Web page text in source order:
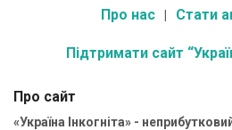
Про нас Стати
Підтримати сайт
Про сайт
«Україна Інкогніта» -